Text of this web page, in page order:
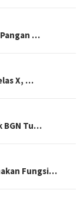
…
X, …
BGN Tu…
Fungsi…